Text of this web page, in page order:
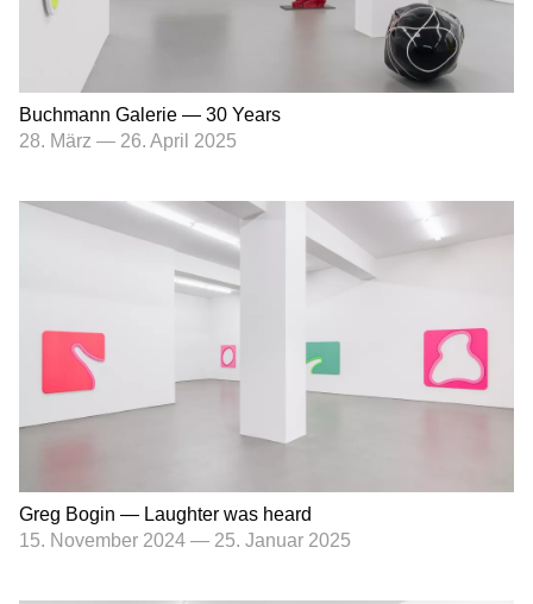
Buchmann Galerie — 30 Years
28. März — 26. April 2025
Greg Bogin — Laughter was heard
15. November 2024 — 25. Januar 2025